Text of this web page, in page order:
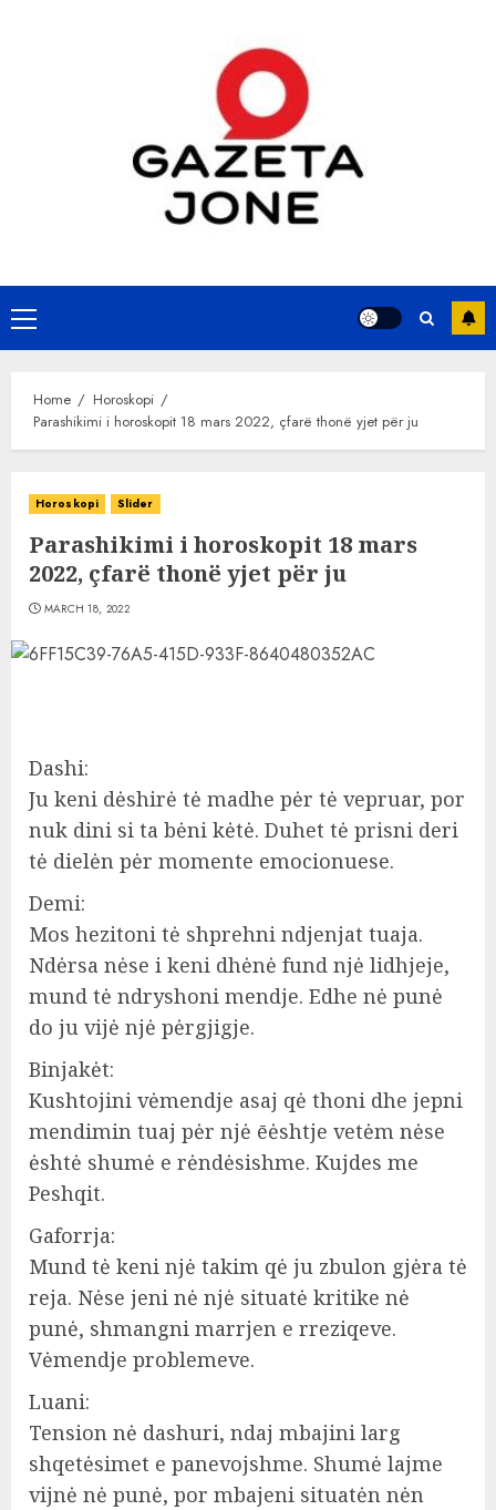
Primary
Menu
Home
Horoskopi
Parashikimi i horoskopit 18 mars 2022, çfarë thonë yjet për ju
Horoskopi Slider
Parashikimi i horoskopit 18 mars
2022, çfarë thonë yjet për ju
MARCH 18, 2022
Dashi:
Ju keni dėshirė tė madhe pėr tė vepruar, por
nuk dini si ta bėni kėtė. Duhet tė prisni deri
tė dielėn pėr momente emocionuese.
Demi:
Mos hezitoni tė shprehni ndjenjat tuaja.
Ndėrsa nėse i keni dhėnė fund njė lidhjeje,
mund tė ndryshoni mendje. Edhe nė punė
do ju vijė njė pėrgjigje.
Binjakėt:
Kushtojini vėmendje asaj qė thoni dhe jepni
mendimin tuaj pėr njė ēėshtje vetėm nėse
ėshtė shumė e rėndėsishme. Kujdes me
Peshqit.
Gaforrja:
Mund tė keni njė takim qė ju zbulon gjėra tė
reja. Nėse jeni nė njė situatė kritike nė
punė, shmangni marrjen e rreziqeve.
Vėmendje problemeve.
Luani:
Tension nė dashuri, ndaj mbajini larg
shqetėsimet e panevojshme. Shumė lajme
vijnė nė punė, por mbajeni situatėn nėn